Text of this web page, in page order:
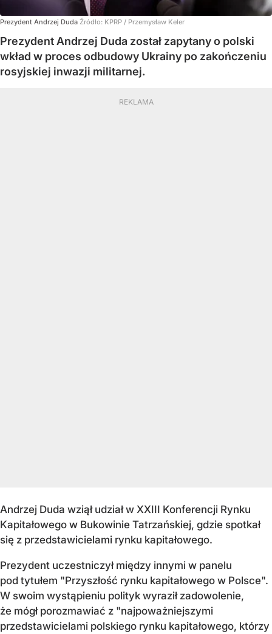
Prezydent Andrzej Duda Źródło: KPRP / Przemysław Keler
Prezydent Andrzej Duda został zapytany o polski
wkład w proces odbudowy Ukrainy po zakończeniu
rosyjskiej inwazji militarnej.
Andrzej Duda wziął udział w XXIII Konferencji Rynku
Kapitałowego w Bukowinie Tatrzańskiej, gdzie spotkał
się z przedstawicielami rynku kapitałowego.
Prezydent uczestniczył między innymi w panelu
pod tytułem "Przyszłość rynku kapitałowego w Polsce".
W swoim wystąpieniu polityk wyraził zadowolenie,
że mógł porozmawiać z "najpoważniejszymi
przedstawicielami polskiego rynku kapitałowego, którzy